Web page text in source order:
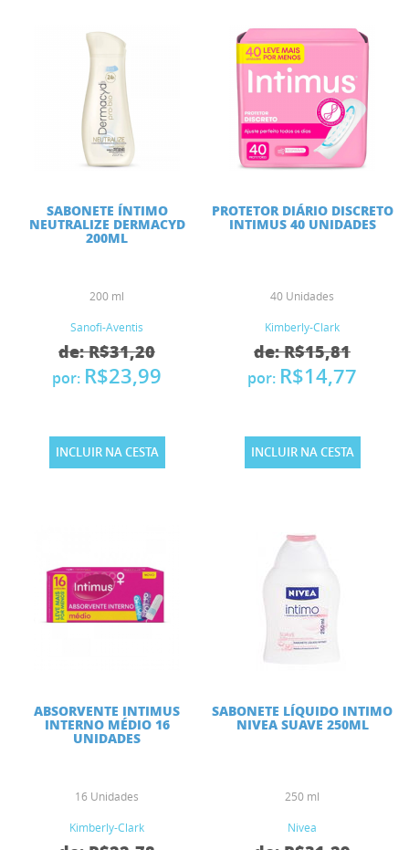
SABONETE ÍNTIMO
NEUTRALIZE DERMACYD
200ML
200 ml
Sanofi-Aventis
de: R$31,20
por: R$23,99
INCLUIR NA CESTA
PROTETOR DIÁRIO DISCRETO
INTIMUS 40 UNIDADES
40 Unidades
Kimberly-Clark
de: R$15,81
por: R$14,77
INCLUIR NA CESTA
ABSORVENTE INTIMUS
INTERNO MÉDIO 16
UNIDADES
16 Unidades
Kimberly-Clark
SABONETE LÍQUIDO INTIMO
NIVEA SUAVE 250ML
250 ml
Nivea